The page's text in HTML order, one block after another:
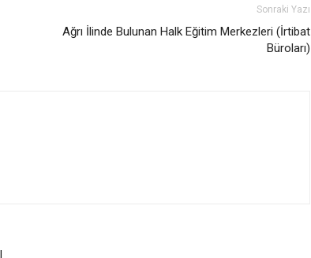
Sonraki Yazı
Ağrı İlinde Bulunan Halk Eğitim Merkezleri (İrtibat
Büroları)